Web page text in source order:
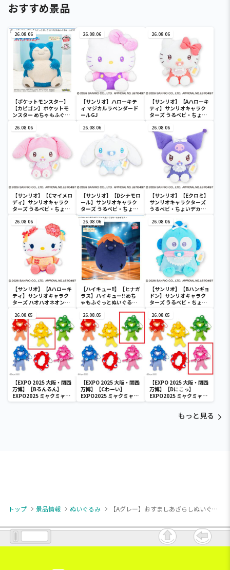
おすすめ景品
26.08.06
【ポケットモンスター】
【カビゴン】ポケットモ
ンスター めちゃもふぐっ
ぐるみ～カビゴン～
26.08.06
【サンリオ】ハローキテ
ィ マジカルラベンダード
ールGJ
26.08.06
【サンリオ】【Aハローキ
ティ】サンリオキャラク
ターズ うるベビ・ちょい
26.08.06
【サンリオ】【Cマイメロ
ディ】サンリオキャラク
ターズ うるベビ・ちょい
26.08.06
【サンリオ】【Dシナモロ
ール】サンリオキャラク
ターズ うるベビ・ちょい
デカドール
26.08.06
【サンリオ】【Eクロミ】
サンリオキャラクターズ
うるベビ・ちょいデカド
26.08.06
【サンリオ】【Aハローキ
ティ】サンリオキャラク
ターズ ハオハオネオンタ
26.08.06
【ハイキュー!!】【ヒナガ
ラス】ハイキュー!! めち
ゃもふぐっとぬいぐるみ
26.08.06
【サンリオ】【Bハンギョ
ドン】サンリオキャラク
ターズ うるベビ・ちょい
26.08.05
【EXPO 2025 大阪・関西
万博】【Bるんるん】
EXPO2025 ミャクミャク
カラフルゴム紐付きぬい
26.08.05
【EXPO 2025 大阪・関西
万博】【Cわーい】
EXPO2025 ミャクミャク
カラフルゴム紐付きぬい
26.08.05
【EXPO 2025 大阪・関西
万博】【Dにこっ】
EXPO2025 ミャクミャク
カラフルゴム紐付きぬい
もっと見る
トップ 景品情報 ぬいぐるみ 【Aグレー】おすましあざらしぬいぐるみ